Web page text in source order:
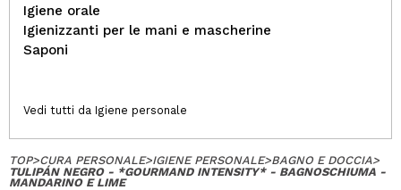
Igiene orale
Igienizzanti per le mani e mascherine
Saponi
Vedi tutti da Igiene personale
TOP>CURA PERSONALE>IGIENE PERSONALE>BAGNO E DOCCIA>
TULIPÁN NEGRO - *GOURMAND INTENSITY* - BAGNOSCHIUMA -
MANDARINO E LIME